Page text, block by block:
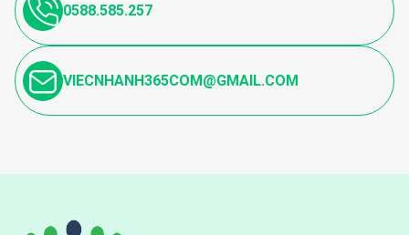
0588.585.257
VIECNHANH365COM@GMAIL.COM